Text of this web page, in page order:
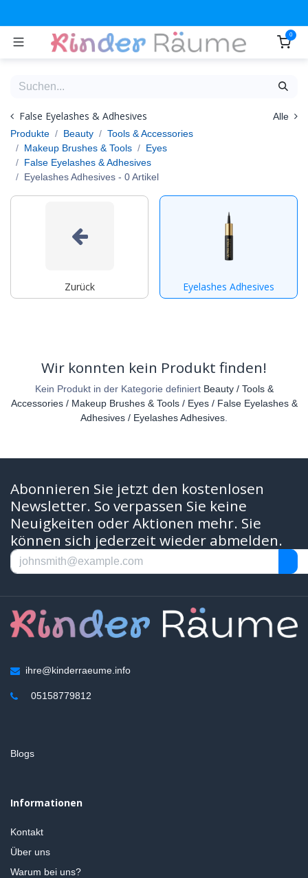
0
False Eyelashes & Adhesives
Alle
Produkte
Beauty
Tools & Accessories
Makeup Brushes & Tools
Eyes
False Eyelashes & Adhesives
Eyelashes Adhesives - 0 Artikel
Zurück Eyelashes Adhesives
Wir konnten kein Produkt finden!
Kein Produkt in der Kategorie definiert Beauty / Tools &
Accessories / Makeup Brushes & Tools / Eyes / False Eyelashes &
Adhesives / Eyelashes Adhesives
Abonnieren Sie jetzt den kostenlosen
Newsletter. So verpassen Sie keine
Neuigkeiten oder Aktionen mehr. Sie
können sich jederzeit wieder abmelden.
ihre@kinderraeume.info
05158779812
Blogs
Informationen
Kontakt
Über uns
Warum bei uns?